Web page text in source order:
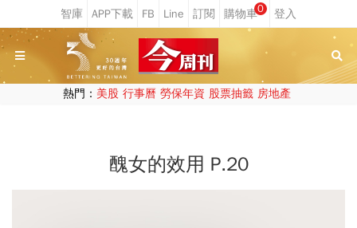
0
熱門： 美股 行事曆 勞保年資 股票抽籤 房地產
醜女的效用 P.20